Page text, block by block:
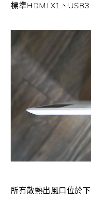
標準HDMI X1、
所有散熱出風口位於